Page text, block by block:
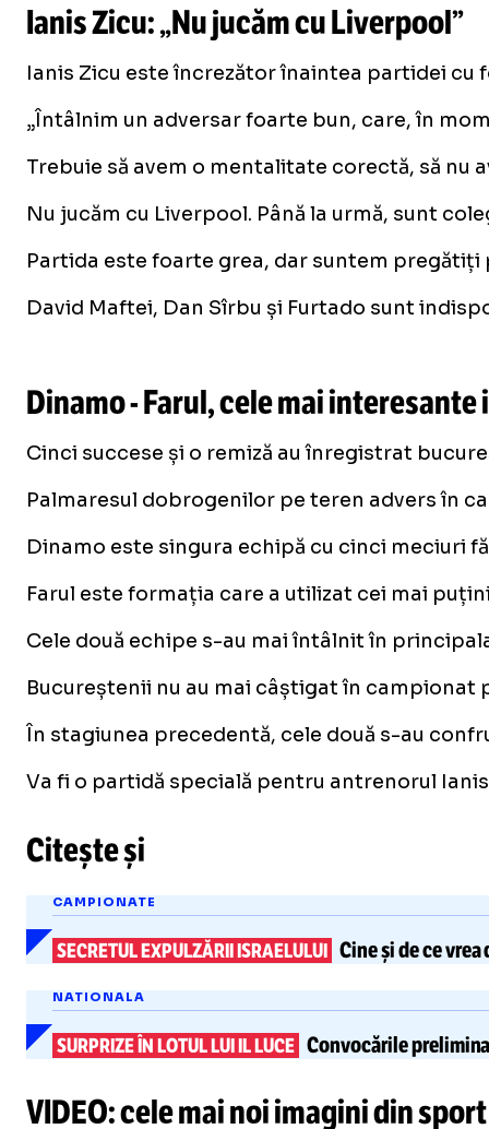
Ianis Zicu: „Nu jucăm cu Liverpool”
Ianis Zicu este încrezător înaintea partidei cu
„Întâlnim un adversar foarte bun, care, în
Trebuie să avem o mentalitate corectă, să nu
Nu jucăm cu Liverpool. Până la urmă, sunt
Partida este foarte grea, dar suntem pregătiți
David Maftei, Dan Sîrbu și Furtado sunt
Dinamo - Farul, cele mai
Cinci succese și o remiză au înregistrat
Palmaresul dobrogenilor pe teren advers în
Dinamo este singura echipă cu cinci meciuri
Farul este formația care a utilizat cei mai
Cele două echipe s-au mai întâlnit în
Bucureștenii nu au mai câștigat în
În stagiunea precedentă, cele două s-au
Va fi o partidă specială pentru antrenorul
Citește și
CAMPIONATE
SECRETUL EXPULZĂRII ISRAELULUI Cine și de ce vrea
NATIONALA
SURPRIZE ÎN LOTUL LUI IL LUCE Convocările
VIDEO: cele mai noi imagini din sport